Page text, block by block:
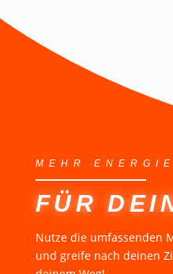
MEHR
FÜR
Nutze die umfassenden
und greife nach deinen